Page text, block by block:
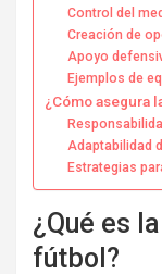
Control del
Creación de
Apoyo
Ejemplos de
¿Cómo asegura
Adaptabilidad
Estrategias
¿Qué es
fútbol?